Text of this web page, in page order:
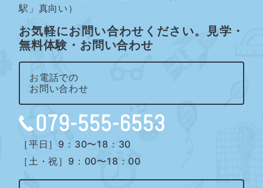
駅」真向い）
お気軽にお問い合わせください。見学・
無料体験・お問い合わせ
お電話での
お問い合わせ
［平日］9：30〜18：30
［土・祝］9：00〜18：00